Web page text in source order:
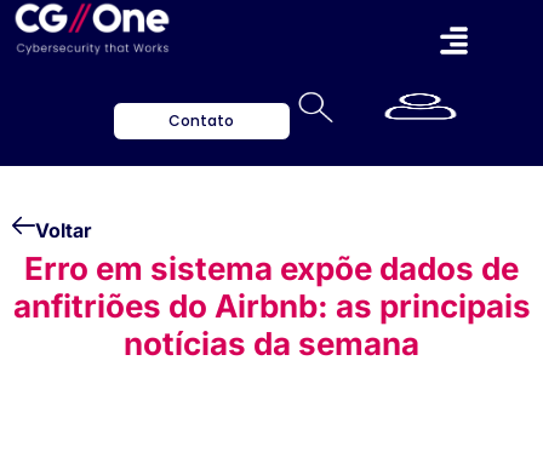
Contato
Voltar
Erro em sistema expõe dados de
anfitriões do Airbnb: as principais
notícias da semana